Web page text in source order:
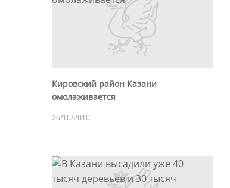
Кировский район Казани
омолаживается
26/10/2010